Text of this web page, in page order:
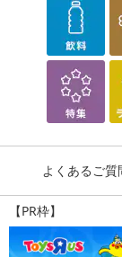
よくあるご質
【PR枠】